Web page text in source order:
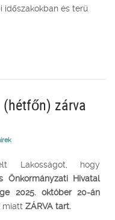
időszakokban és terü
zárva
Lakosságot, hogy
Önkormányzati Hivatal
2025. október 20-án
miatt ZÁRVA tart.